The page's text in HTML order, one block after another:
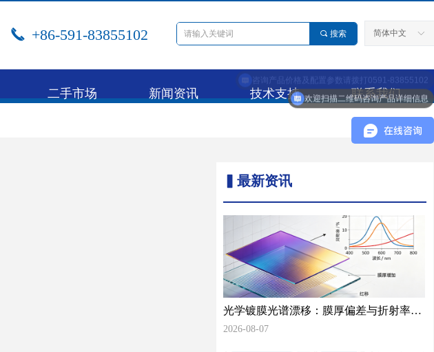
ꀅ
简体中文
二手市场 新闻资讯 技术支持 联系我们
끅 +86-591-83855102 끠 搜索
▍最新资讯
光学镀膜光谱漂移：膜厚偏差与折射率不
均匀对光谱性能的量化影响
2026-08-07
欢迎扫描二维码咨询产品详细信息